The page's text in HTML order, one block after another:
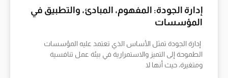
إدارة الجودة: المفهوم، المبادئ، والتطبيق في
المؤسسات
إدارة الجودة تمثل الأساس الذي تعتمد عليه المؤسسات
الطموحة إلى التميز والاستمرارية في بيئة عمل تنافسية
ومتغيرة، حيث أنها لا